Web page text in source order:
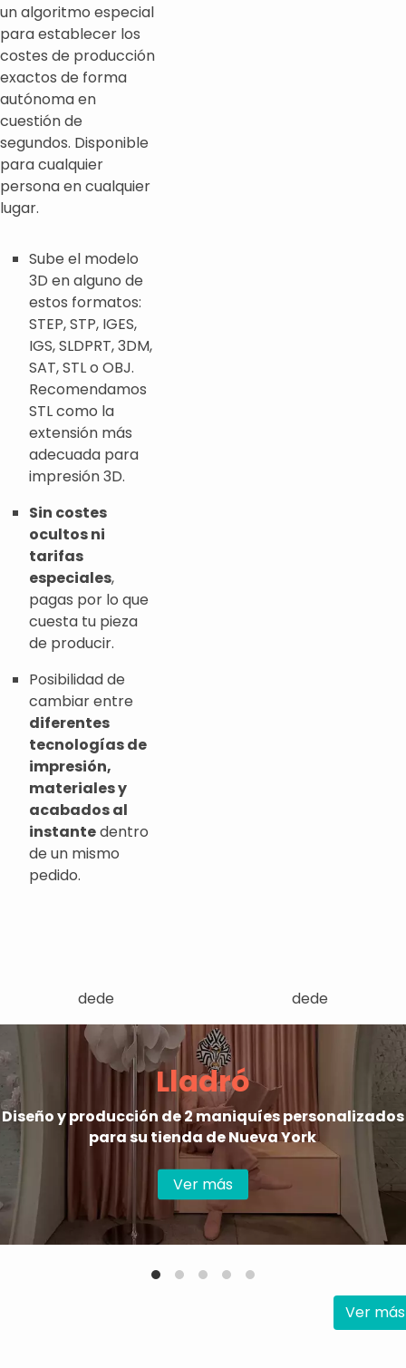
un algoritmo especial
para establecer los
costes de producción
exactos de forma
autónoma en
cuestión de
segundos. Disponible
para cualquier
persona en cualquier
lugar.
Sube el modelo
3D en alguno de
estos formatos:
STEP, STP, IGES,
IGS, SLDPRT, 3DM,
SAT, STL o OBJ.
Recomendamos
STL como la
extensión más
adecuada para
impresión 3D.
Sin costes
ocultos ni
tarifas
especiales,
pagas por lo que
cuesta tu pieza
de producir.
Posibilidad de
cambiar entre
diferentes
tecnologías de
impresión,
materiales y
acabados al
instantedentro
de un mismo
pedido.
dede dede
Lladró
Diseño y producción de 2 maniquíes personalizados
para su tienda de Nueva York
Ver más
Ver más